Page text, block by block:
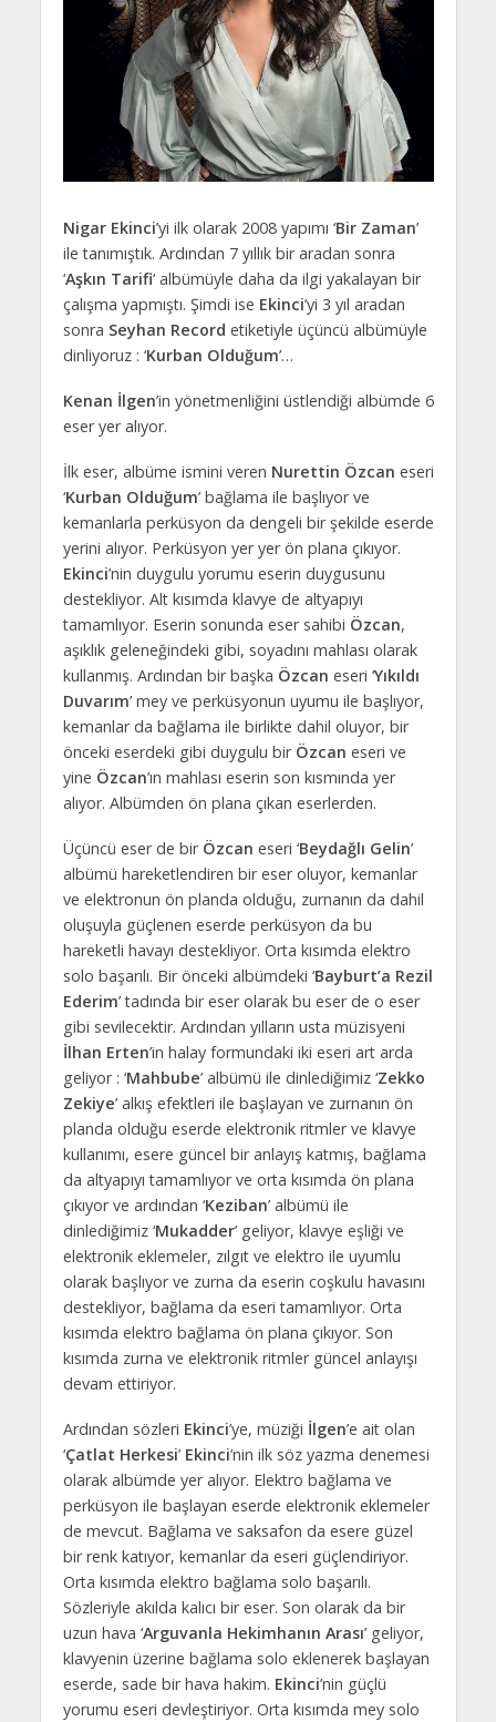
Nigar Ekinci’yi ilk olarak 2008 yapımı ‘Bir Zaman’
ile tanımıştık. Ardından 7 yıllık bir aradan sonra
‘Aşkın Tarifi‘ albümüyle daha da ilgi yakalayan bir
çalışma yapmıştı. Şimdi ise Ekinci’yi 3 yıl aradan
sonra Seyhan Record etiketiyle üçüncü albümüyle
dinliyoruz : ‘Kurban Olduğum’…
Kenan İlgen’in yönetmenliğini üstlendiği albümde 6
eser yer alıyor.
İlk eser, albüme ismini veren Nurettin Özcan eseri
‘Kurban Olduğum’ bağlama ile başlıyor ve
kemanlarla perküsyon da dengeli bir şekilde eserde
yerini alıyor. Perküsyon yer yer ön plana çıkıyor.
Ekinci’nin duygulu yorumu eserin duygusunu
destekliyor. Alt kısımda klavye de altyapıyı
tamamlıyor. Eserin sonunda eser sahibi Özcan,
aşıklık geleneğindeki gibi, soyadını mahlası olarak
kullanmış. Ardından bir başka Özcan eseri ‘Yıkıldı
Duvarım’ mey ve perküsyonun uyumu ile başlıyor,
kemanlar da bağlama ile birlikte dahil oluyor, bir
önceki eserdeki gibi duygulu bir Özcan eseri ve
yine Özcan’ın mahlası eserin son kısmında yer
alıyor. Albümden ön plana çıkan eserlerden.
Üçüncü eser de bir Özcan eseri ‘Beydağlı Gelin’
albümü hareketlendiren bir eser oluyor, kemanlar
ve elektronun ön planda olduğu, zurnanın da dahil
oluşuyla güçlenen eserde perküsyon da bu
hareketli havayı destekliyor. Orta kısımda elektro
solo başarılı. Bir önceki albümdeki ‘Bayburt’a Rezil
Ederim’ tadında bir eser olarak bu eser de o eser
gibi sevilecektir. Ardından yılların usta müzisyeni
İlhan Erten’in halay formundaki iki eseri art arda
geliyor : ‘Mahbube’ albümü ile dinlediğimiz ‘Zekko
Zekiye’ alkış efektleri ile başlayan ve zurnanın ön
planda olduğu eserde elektronik ritmler ve klavye
kullanımı, esere güncel bir anlayış katmış, bağlama
da altyapıyı tamamlıyor ve orta kısımda ön plana
çıkıyor ve ardından ‘Keziban’ albümü ile
dinlediğimiz ‘Mukadder’ geliyor, klavye eşliği ve
elektronik eklemeler, zılgıt ve elektro ile uyumlu
olarak başlıyor ve zurna da eserin coşkulu havasını
destekliyor, bağlama da eseri tamamlıyor. Orta
kısımda elektro bağlama ön plana çıkıyor. Son
kısımda zurna ve elektronik ritmler güncel anlayışı
devam ettiriyor.
Ardından sözleri Ekinci’ye, müziği İlgen’e ait olan
‘Çatlat Herkesi’ Ekinci’nin ilk söz yazma denemesi
olarak albümde yer alıyor. Elektro bağlama ve
perküsyon ile başlayan eserde elektronik eklemeler
de mevcut. Bağlama ve saksafon da esere güzel
bir renk katıyor, kemanlar da eseri güçlendiriyor.
Orta kısımda elektro bağlama solo başarılı.
Sözleriyle akılda kalıcı bir eser. Son olarak da bir
uzun hava ‘Arguvanla Hekimhanın Arası’ geliyor,
klavyenin üzerine bağlama solo eklenerek başlayan
eserde, sade bir hava hakim. Ekinci’nin güçlü
yorumu eseri devleştiriyor. Orta kısımda mey solo